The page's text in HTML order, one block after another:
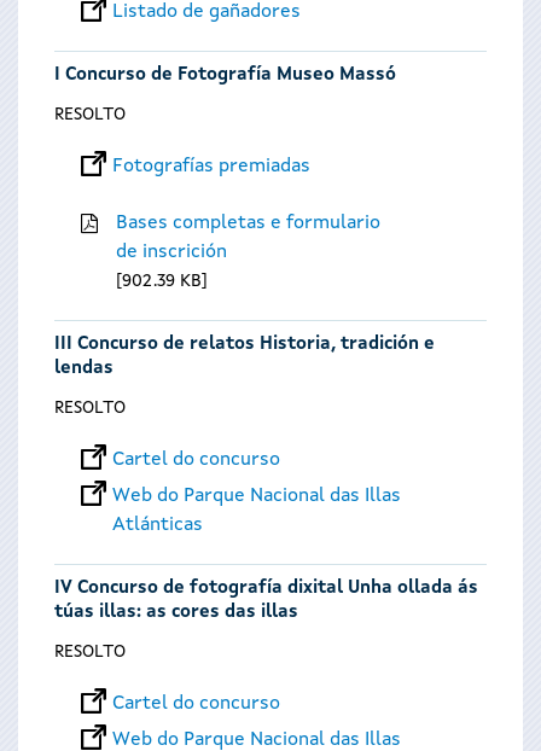
Listado de gañadores
I Concurso de Fotografía Museo Massó
RESOLTO
Fotografías premiadas
Bases completas e formulario
de inscrición
902.39 KB
III Concurso de relatos Historia, tradición e
lendas
RESOLTO
Cartel do concurso
Web do Parque Nacional das Illas
Atlánticas
IV Concurso de fotografía dixital Unha ollada ás
túas illas: as cores das illas
RESOLTO
Cartel do concurso
Web do Parque Nacional das Illas